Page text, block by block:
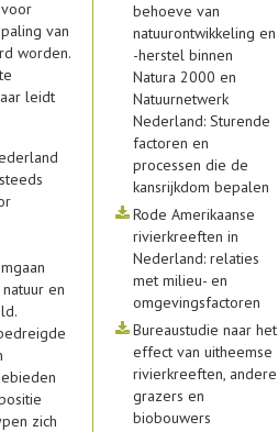
van
worden.
leidt
en
zich
behoeve van
natuurontwikkeling en
-herstel binnen
Natura 2000 en
Natuurnetwerk
Nederland: Sturende
factoren en
processen die de
kansrijkdom bepalen
Rode Amerikaanse
rivierkreeften in
Nederland: relaties
met milieu- en
omgevingsfactoren
Bureaustudie naar het
effect van uitheemse
rivierkreeften, andere
grazers en
biobouwers